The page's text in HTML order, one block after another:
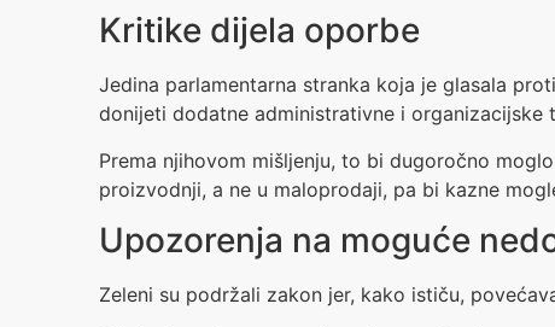
Kritike dijela oporbe
Jedina parlamentarna stranka koja je glasala
donijeti dodatne administrativne i organizacijske
Prema njihovom mišljenju, to bi dugoročno
proizvodnji, a ne u maloprodaji, pa bi kazne
Upozorenja na moguće
Zeleni su podržali zakon jer, kako ističu,